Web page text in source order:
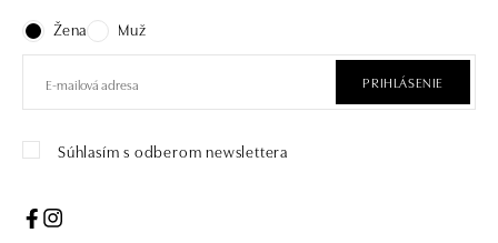
Žena
Muž
PRIHLÁSENIE
Súhlasím s odberom newslettera